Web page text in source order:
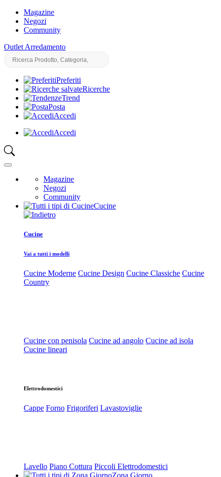
Magazine
Negozi
Community
Outlet Arredamento
Preferiti
Ricerche
Trend
Posta
Accedi
Accedi
Magazine
Negozi
Community
Cucine
Cucine
Vai a tutti i modelli
Cucine Moderne Cucine Design Cucine Classiche Cucine
Country
Cucine con penisola Cucine ad angolo Cucine ad isola
Cucine lineari
Elettrodomestici
Cappe Forno Frigoriferi Lavastoviglie
Lavello Piano Cottura Piccoli Elettrodomestici